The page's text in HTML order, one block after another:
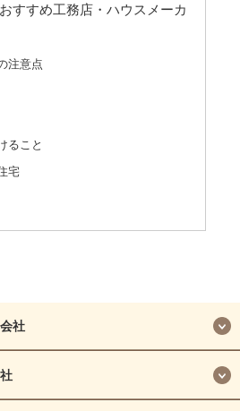
すすめ工務店・ハウスメーカ
注意点
ること
宅
社